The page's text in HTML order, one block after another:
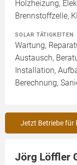
Holzheizung,
Brennstoffzelle,
SOLAR TÄTIGKEITEN
Wartung,
Austausch,
Installation,
Berechnung,
Jetzt Betriebe für
Jörg Löffler